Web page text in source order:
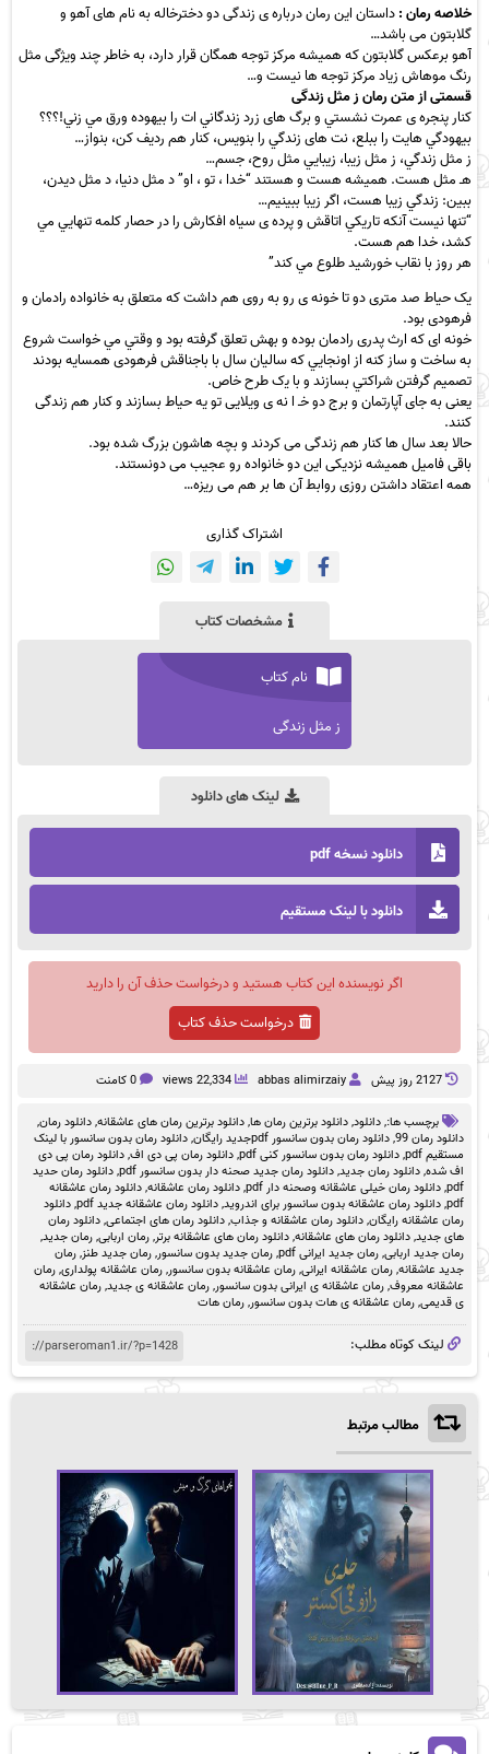
خلاصه رمان :داستان این رمان درباره ی زندگی دو دخترخاله به نام های آهو و
گلابتون می باشد…
آهو برعکس گلابتون که همیشه مرکز توجه همگان قرار دارد، به خاطر چند ویژگی مثل
رنگ موهاش زیاد مرکز توجه ها نیست و…
قسمتی از متن رمان ز مثل زندگی
ﻛﻨﺎر ﭘﻨﺠﺮه ی ﻋﻤﺮت ﻧﺸﺴﺘﻲ و ﺑﺮگ ﻫﺎی زرد زﻧﺪﮔﺎﻧﻲ ات را ﺑﻴﻬﻮده ورق ﻣﻲ زﻧﻲ!؟؟؟
ﺑﻴﻬﻮدﮔﻲ ﻫﺎﻳﺖ را ﺑﺒﻠﻊ، ﻧﺖ ﻫﺎی زﻧﺪﮔﻲ را ﺑﻨﻮﻳﺲ، ﻛﻨﺎر ﻫﻢ ردﻳﻒ ﻛﻦ، ﺑﻨﻮاز…
ز ﻣﺜﻞ زﻧﺪﮔﻲ، ز ﻣﺜﻞ زﻳﺒﺎ، زﻳﺒﺎﻳﻲ ﻣﺜﻞ روح، ﺟﺴﻢ…
ﻫـ ﻣﺜﻞ ﻫﺴﺖ. ﻫﻤﻴﺸﻪ ﻫﺴﺖ و ﻫﺴﺘﻨﺪ “ﺧﺪا ، ﺗﻮ ، او” د ﻣﺜﻞ دﻧﻴﺎ، د ﻣﺜﻞ دﻳﺪن،
ﺑﺒﻴﻦ: زﻧﺪﮔﻲ زﻳﺒﺎ ﻫﺴﺖ، اﮔﺮ زﻳﺒﺎ ﺑﺒﻴﻨﻴﻢ…
“ﺗﻨﻬﺎ ﻧﻴﺴﺖ آﻧﻜﻪ ﺗﺎرﻳﻜﻲ اﺗﺎﻗﺶ و ﭘﺮده ی ﺳﻴﺎه اﻓﻜﺎرش را در ﺣﺼﺎر ﻛﻠﻤﻪ ﺗﻨﻬﺎﻳﻲ ﻣﻲ
ﻛﺸﺪ، ﺧﺪا ﻫﻢ ﻫﺴﺖ.
ﻫﺮ روز ﺑﺎ ﻧﻘﺎب ﺧﻮرﺷﻴﺪ ﻃﻠﻮع ﻣﻲ ﻛﻨﺪ”
یک ﺣﻴﺎط ﺻﺪ ﻣﺘﺮی دو ﺗﺎ ﺧﻮﻧﻪ ی رو ﺑﻪ روی ﻫﻢ داﺷﺖ ﻛﻪ ﻣﺘﻌﻠﻖ ﺑﻪ ﺧﺎﻧﻮاده رادﻣﺎن و
ﻓﺮﻫﻮدی ﺑﻮد.
ﺧﻮﻧﻪ ای ﻛﻪ ارث ﭘﺪری رادﻣﺎن ﺑﻮده و ﺑﻬﺶ ﺗﻌﻠﻖ ﮔﺮﻓﺘﻪ ﺑﻮد و وﻗﺘﻲ ﻣﻲ ﺧﻮاﺳﺖ ﺷﺮوع
ﺑﻪ ﺳﺎﺧﺖ و ﺳﺎز ﻛﻨﻪ از اوﻧﺠﺎﻳﻲ ﻛﻪ ﺳﺎﻟﻴﺎن ﺳﺎل ﺑﺎ ﺑﺎﺟﻨﺎﻗﺶ ﻓﺮﻫﻮدی ﻫﻤﺴﺎﻳﻪ ﺑﻮدﻧﺪ
ﺗﺼﻤﻴﻢ ﮔﺮﻓﺘﻦ ﺷﺮاﻛﺘﻲ ﺑﺴﺎزﻧﺪ و ﺑﺎ ﻳک ﻃﺮح ﺧﺎص.
یعنی به جای آپارتمان و برج دو خـ ا نه ی ویلایی تو یه حیاط بسازند و کنار هم زندگی
کنند.
حالا بعد سال ها کنار هم زندگی می کردند و بچه هاشون بزرگ شده بود.
باقی فامیل همیشه نزدیکی این دو خانواده رو عجیب می دونستند.
همه اعتقاد داشتن روزی روابط آن ها بر هم می ریزه…
اشتراک گذاری
مشخصات کتاب
نام کتاب
ز مثل زندگی
لینک های دانلود
دانلود نسخه pdf
دانلود با لینک مستقیم
اگر نویسنده این کتاب هستید و درخواست حذف آن را دارید
درخواست حذف کتاب
2127 روز پيش abbas alimirzaiy
22,334 views 0 کامنت
برچسب ها:,دانلود,دانلود برترین رمان ها,دانلود برترین رمان های عاشقانه,دانلود رمان,
دانلود رمان 99
,دانلود رمان بدون سانسور pdfجدید رایگان ,دانلود رمان بدون سانسور با لینک
مستقیم pdf
,دانلود رمان بدون سانسور کنی pdf ,دانلود رمان پی دی اف,دانلود رمان پی دی
اف شده,دانلود رمان جدید,دانلود رمان جدید صحنه دار بدون سانسور pdf ,دانلود رمان حدید
pdf
,دانلود رمان خیلی عاشقانه وصحنه دار pdf ,دانلود رمان عاشقانه,دانلود رمان عاشقانه
pdf
,دانلود رمان عاشقانه بدون سانسور برای اندروید,دانلود رمان عاشقانه جدید pdf ,دانلود
رمان عاشقانه رایگان,دانلود رمان عاشقانه و جذاب,دانلود رمان های اجتماعی,دانلود رمان
های جدید,دانلود رمان های عاشقانه,دانلود رمان های عاشقانه برتر,رمان اربابی,رمان جدید,
رمان جدید اربابی,رمان جدید ایرانی pdf ,رمان جدید بدون سانسور,رمان جدید طنز,رمان
جدید عاشقانه,رمان عاشقانه ایرانی,رمان عاشقانه بدون سانسور,رمان عاشقانه پولداری,رمان
عاشقانه معروف,رمان عاشقانه ی ایرانی بدون سانسور,رمان عاشقانه ی جدید,رمان عاشقانه
ی قدیمی,رمان عاشقانه ی هات بدون سانسور,رمان هات
لینک کوتاه مطلب:
مطالب مرتبط